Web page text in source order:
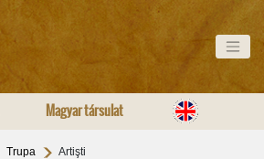
Magyar társulat
Trupa Artişti